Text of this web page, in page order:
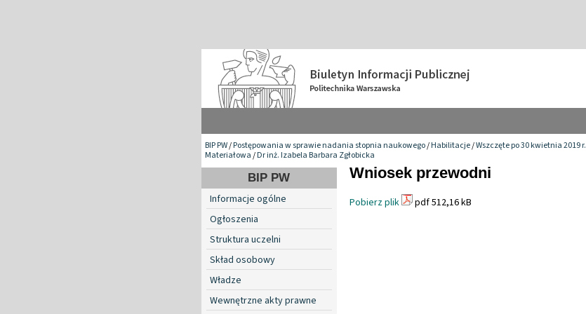
BIP PW/Postępowania w sprawie nadania stopnia naukowego/Habilitacje/Wszczęte po 30 kwietnia 2019 r.
Materiałowa/Dr inż. Izabela Barbara Zgłobicka
BIP PW
Informacje ogólne
Ogłoszenia
Struktura uczelni
Skład osobowy
Władze
Wewnętrzne akty prawne
Wniosek przewodni
Pobierz plik pdf 512,16 kB